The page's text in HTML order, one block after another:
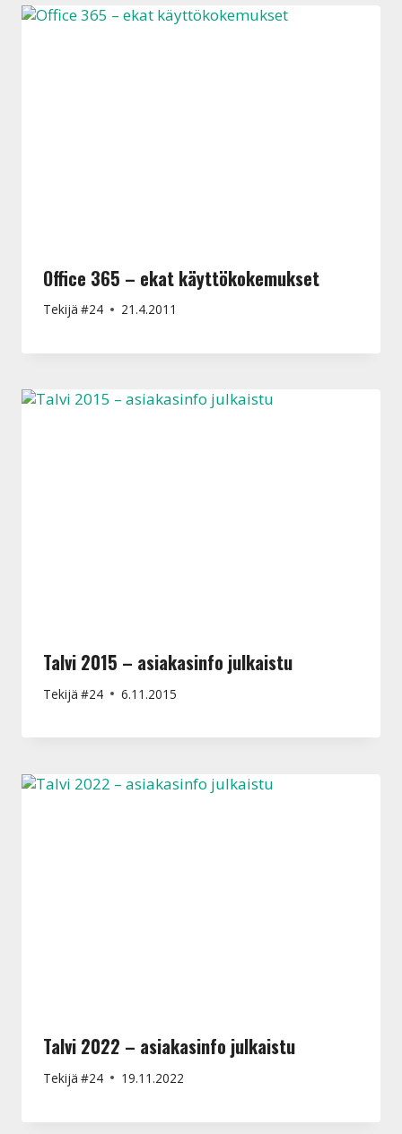
Office 365 – ekat käyttökokemukset
Tekijä #24 21.4.2011
Talvi 2015 – asiakasinfo julkaistu
Tekijä #24 6.11.2015
Talvi 2022 – asiakasinfo julkaistu
Tekijä #24 19.11.2022